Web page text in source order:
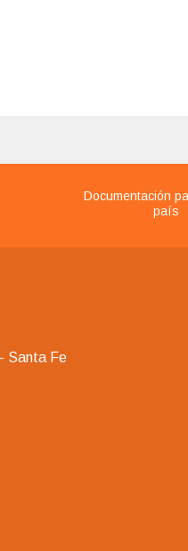
Documentación
país
Santa Fe